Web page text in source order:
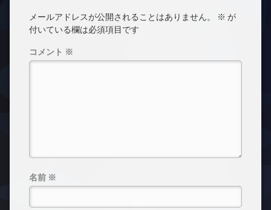
メールアドレスが公開されることはありません。 ※ が
付いている欄は必須項目です
コメント ※
名前 ※